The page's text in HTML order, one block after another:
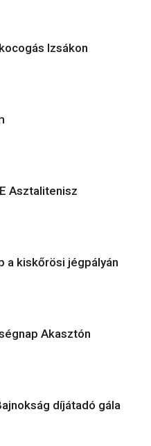
Izsákon
Asztalitenisz
a kiskőrösi jégpályán
Akasztón
díjátadó gála